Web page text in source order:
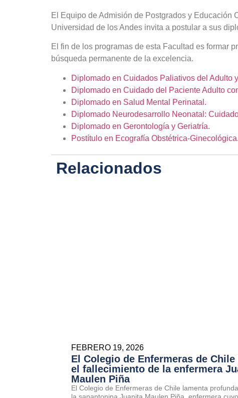
El Equipo de Admisión de Postgrados y Educación
Universidad de los Andes invita a postular a sus
El fin de los programas de esta Facultad es formar
búsqueda permanente de la excelencia.
Diplomado en Cuidados Paliativos del Adulto
Diplomado en Cuidado del Paciente Adulto
Diplomado en Salud Mental Perinatal.
Diplomado Neurodesarrollo Neonatal:
Diplomado en Gerontología y Geriatría.
Postítulo en Ecografía Obstétrica-Ginecológica.
Relacionados
FEBRERO 19, 2026
El Colegio de Enfermeras de Chile
el fallecimiento de la enfermera
Maulen Piña
El Colegio de Enfermeras de Chile lamenta
la sanantonina Juanita Maulen Piña, enfermera cuyo